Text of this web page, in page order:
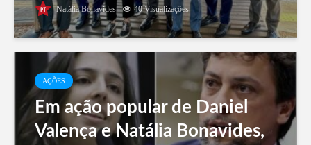
Natália Bonavides 40 Visualizações
AÇÕES
Em ação popular de Daniel
Valença e Natália Bonavides,